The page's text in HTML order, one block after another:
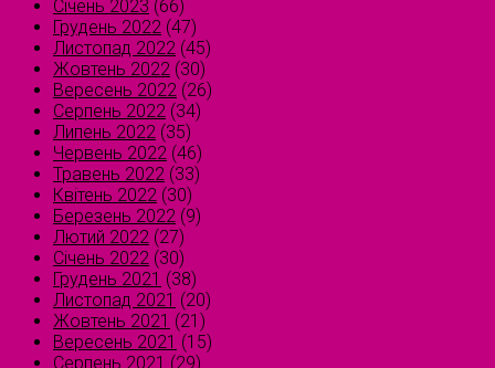
Січень 2023 (66)
Грудень 2022 (47)
Листопад 2022 (45)
Жовтень 2022 (30)
Вересень 2022 (26)
Серпень 2022 (34)
Липень 2022 (35)
Червень 2022 (46)
Травень 2022 (33)
Квітень 2022 (30)
Березень 2022 (9)
Лютий 2022 (27)
Січень 2022 (30)
Грудень 2021 (38)
Листопад 2021 (20)
Жовтень 2021 (21)
Вересень 2021 (15)
Серпень 2021 (29)